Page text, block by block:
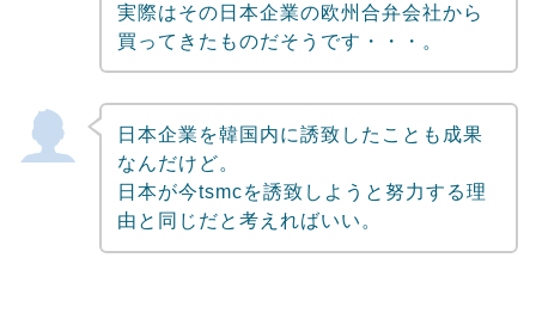
実際はその日本企業の欧州合弁会社から
買ってきたものだそうです・・・。
日本企業を韓国内に誘致したことも成果
なんだけど。
日本が今tsmcを誘致しようと努力する理
由と同じだと考えればいい。